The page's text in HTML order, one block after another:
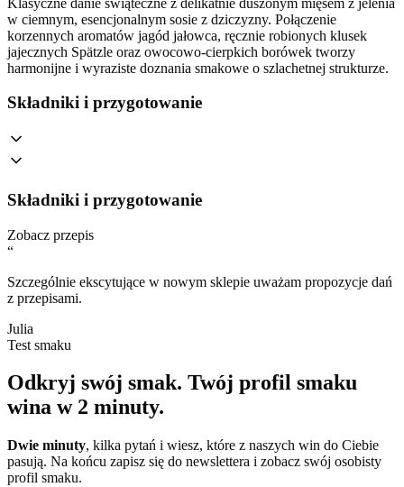
w ciemnym, esencjonalnym sosie z dziczyzny. Połączenie
korzennych aromatów jagód jałowca, ręcznie robionych klusek
jajecznych Spätzle oraz owocowo-cierpkich borówek tworzy
harmonijne i wyraziste doznania smakowe o szlachetnej strukturze.
Składniki i przygotowanie
Składniki i przygotowanie
Zobacz przepis
“
Szczególnie ekscytujące w nowym sklepie uważam propozycje dań
z przepisami.
Julia
Test smaku
Odkryj swój smak. Twój profil smaku
wina w 2 minuty.
Dwie minuty, kilka pytań i wiesz, które z naszych win do Ciebie
pasują. Na końcu zapisz się do newslettera i zobacz swój osobisty
profil smaku.